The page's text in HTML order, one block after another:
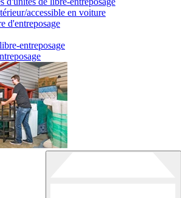
accessible en voiture
d'entreposage
entreposage